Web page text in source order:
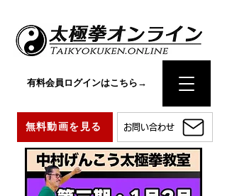
お問い合わせ
無料動画を見る
有料会員ログインはこちら→